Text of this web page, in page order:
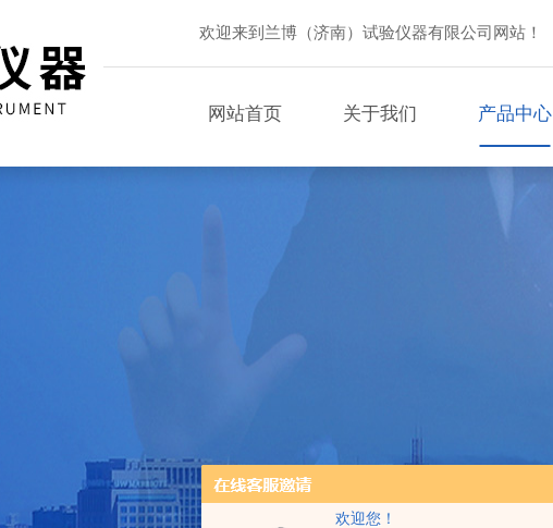
欢迎您！
欢迎来到兰博（济南）试验仪器有限公司网站！
网站首页 关于我们 产品中心